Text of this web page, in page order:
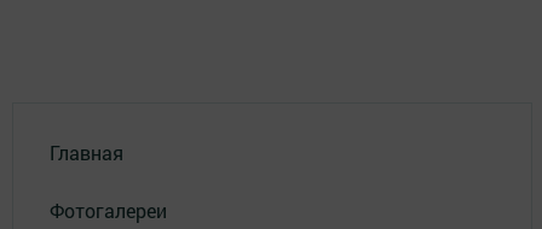
Главная
Фотогалереи